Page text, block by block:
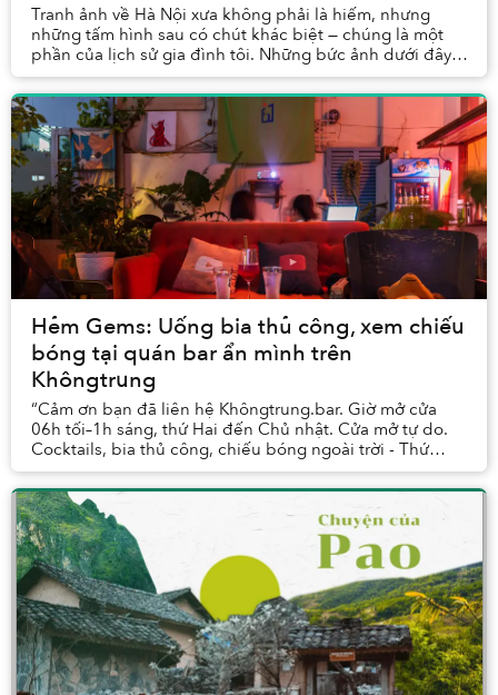
Tranh ảnh về Hà Nội xưa không phải là hiếm, nhưng
những tấm hình sau có chút khác biệt — chúng là một
phần của lịch sử gia đình tôi. Những bức ảnh dưới đây,
thu thập từ 5 bộ album khác nhau, là những ...
Hẻm Gems: Uống bia thủ công, xem chiếu
bóng tại quán bar ẩn mình trên
Khôngtrung
“Cảm ơn bạn đã liên hệ Khôngtrung.bar. Giờ mở cửa
06h tối–1h sáng, thứ Hai đến Chủ nhật. Cửa mở tự do.
Cocktails, bia thủ công, chiếu bóng ngoài trời - Thứ
Năm và Chủ nhật. Cảm ơn và gặp nhau ngẫ...